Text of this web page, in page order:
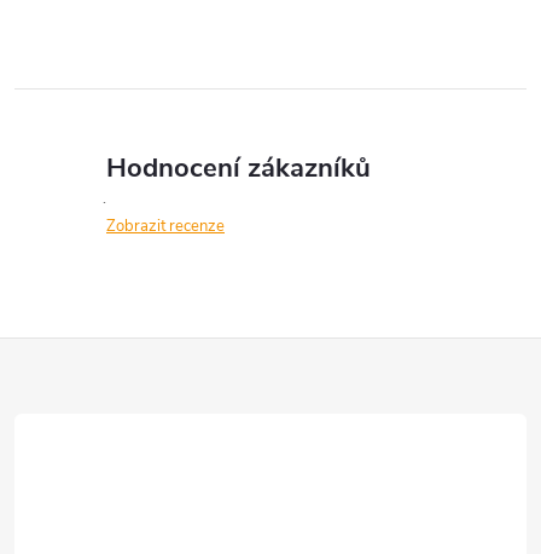
Hodnocení zákazníků
Zobrazit recenze